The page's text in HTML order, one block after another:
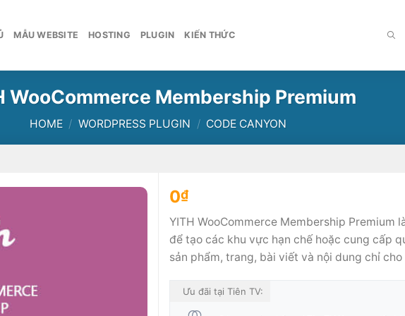
MẪU WEBSITE HOSTING PLUGIN KIẾN THỨC
WooCommerce Membership Premium
HOME / WORDPRESS PLUGIN / CODE CANYON
0₫
YITH WooCommerce Membership Premium
để tạo các khu vực hạn chế hoặc cung cấp
sản phẩm, trang, bài viết và nội dung chỉ
Ưu đãi tại Tiên TV: